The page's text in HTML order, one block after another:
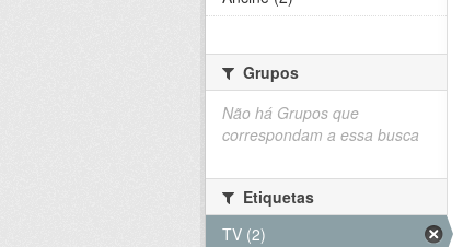
Grupos
Não há Grupos que
correspondam a essa busca
Etiquetas
TV (2)